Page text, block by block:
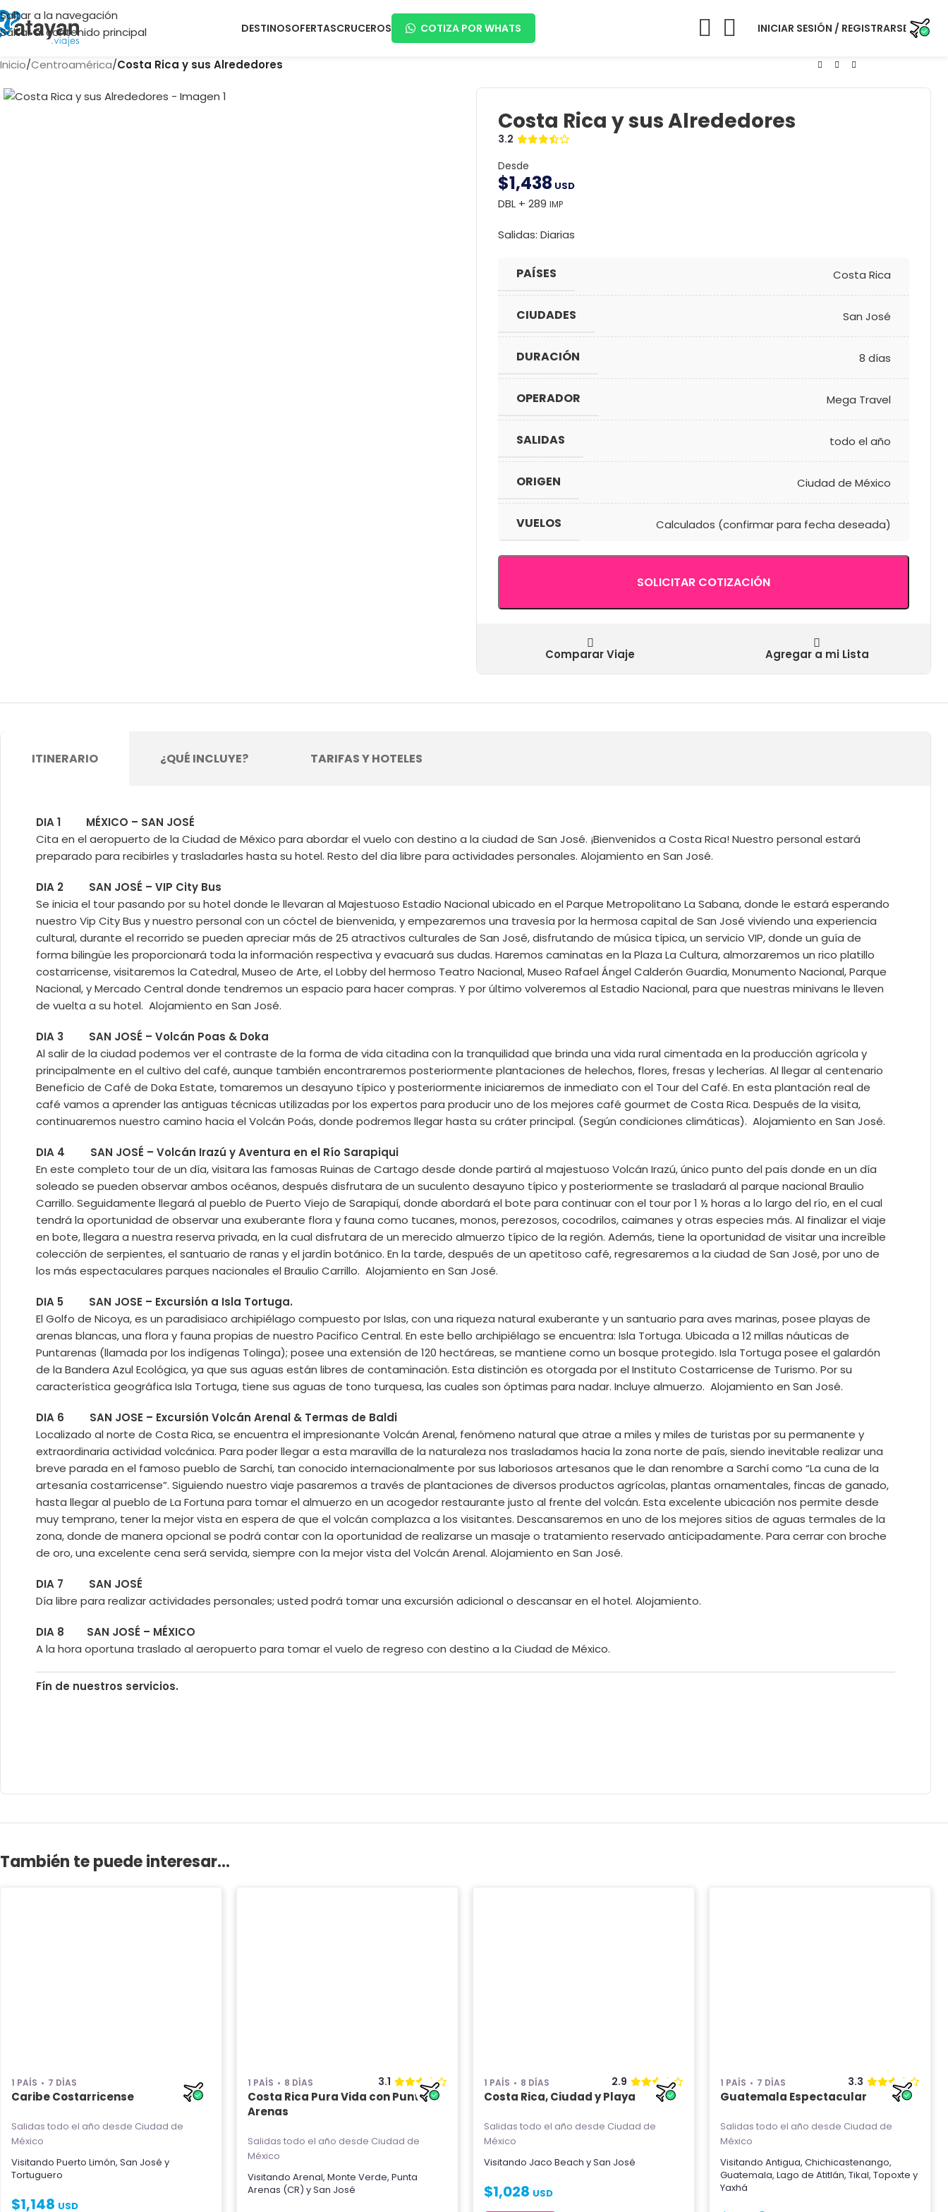
Saltar a la navegación
Saltar al contenido principal
DESTINOSOFERTASCRUCEROS COTIZA POR WHATS INICIAR SESIÓN / REGISTRARSE
Inicio/Centroamérica/Costa Rica y sus Alrededores
Costa Rica y sus Alrededores
3.2
Desde
$1,438 USD
DBL + 289 IMP
Salidas: Diarias
PAÍSES Costa Rica
CIUDADES San José
DURACIÓN 8 días
OPERADOR Mega Travel
SALIDAS todo el año
ORIGEN Ciudad de México
VUELOS Calculados (confirmar para fecha deseada)
SOLICITAR COTIZACIÓN
Comparar Viaje Agregar a mi Lista
ITINERARIO ¿QUÉ INCLUYE? TARIFAS Y HOTELES
DIA 1 MÉXICO – SAN JOSÉ
Cita en el aeropuerto de la Ciudad de México para abordar el vuelo con destino a la ciudad de San José. ¡Bienvenidos a Costa Rica! Nuestro personal estará
preparado para recibirles y trasladarles hasta su hotel. Resto del día libre para actividades personales. Alojamiento en San José.
DIA 2 SAN JOSÉ – VIP City Bus
Se inicia el tour pasando por su hotel donde le llevaran al Majestuoso Estadio Nacional ubicado en el Parque Metropolitano La Sabana, donde le estará esperando
nuestro Vip City Bus y nuestro personal con un cóctel de bienvenida, y empezaremos una travesía por la hermosa capital de San José viviendo una experiencia
cultural, durante el recorrido se pueden apreciar más de 25 atractivos culturales de San José, disfrutando de música típica, un servicio VIP, donde un guía de
forma bilingüe les proporcionará toda la información respectiva y evacuará sus dudas. Haremos caminatas en la Plaza La Cultura, almorzaremos un rico platillo
costarricense, visitaremos la Catedral, Museo de Arte, el Lobby del hermoso Teatro Nacional, Museo Rafael Ángel Calderón Guardia, Monumento Nacional, Parque
Nacional, y Mercado Central donde tendremos un espacio para hacer compras. Y por último volveremos al Estadio Nacional, para que nuestras minivans le lleven
de vuelta a su hotel. Alojamiento en San José.
DIA 3 SAN JOSÉ – Volcán Poas & Doka
Al salir de la ciudad podemos ver el contraste de la forma de vida citadina con la tranquilidad que brinda una vida rural cimentada en la producción agrícola y
principalmente en el cultivo del café, aunque también encontraremos posteriormente plantaciones de helechos, flores, fresas y lecherías. Al llegar al centenario
Beneficio de Café de Doka Estate, tomaremos un desayuno típico y posteriormente iniciaremos de inmediato con el Tour del Café. En esta plantación real de
café vamos a aprender las antiguas técnicas utilizadas por los expertos para producir uno de los mejores café gourmet de Costa Rica. Después de la visita,
continuaremos nuestro camino hacia el Volcán Poás, donde podremos llegar hasta su cráter principal. (Según condiciones climáticas). Alojamiento en San José.
DIA 4 SAN JOSÉ – Volcán Irazú y Aventura en el Río Sarapiqui
En este completo tour de un día, visitara las famosas Ruinas de Cartago desde donde partirá al majestuoso Volcán Irazú, único punto del país donde en un día
soleado se pueden observar ambos océanos, después disfrutara de un suculento desayuno típico y posteriormente se trasladará al parque nacional Braulio
Carrillo. Seguidamente llegará al pueblo de Puerto Viejo de Sarapiquí, donde abordará el bote para continuar con el tour por 1 ½ horas a lo largo del río, en el cual
tendrá la oportunidad de observar una exuberante flora y fauna como tucanes, monos, perezosos, cocodrilos, caimanes y otras especies más. Al finalizar el viaje
en bote, llegara a nuestra reserva privada, en la cual disfrutara de un merecido almuerzo típico de la región. Además, tiene la oportunidad de visitar una increíble
colección de serpientes, el santuario de ranas y el jardín botánico. En la tarde, después de un apetitoso café, regresaremos a la ciudad de San José, por uno de
los más espectaculares parques nacionales el Braulio Carrillo. Alojamiento en San José.
DIA 5 SAN JOSE – Excursión a Isla Tortuga.
El Golfo de Nicoya, es un paradisiaco archipiélago compuesto por Islas, con una riqueza natural exuberante y un santuario para aves marinas, posee playas de
arenas blancas, una flora y fauna propias de nuestro Pacifico Central. En este bello archipiélago se encuentra: Isla Tortuga. Ubicada a 12 millas náuticas de
Puntarenas (llamada por los indígenas Tolinga); posee una extensión de 120 hectáreas, se mantiene como un bosque protegido. Isla Tortuga posee el galardón
de la Bandera Azul Ecológica, ya que sus aguas están libres de contaminación. Esta distinción es otorgada por el Instituto Costarricense de Turismo. Por su
característica geográfica Isla Tortuga, tiene sus aguas de tono turquesa, las cuales son óptimas para nadar. Incluye almuerzo. Alojamiento en San José.
DIA 6 SAN JOSE – Excursión Volcán Arenal & Termas de Baldi
Localizado al norte de Costa Rica, se encuentra el impresionante Volcán Arenal, fenómeno natural que atrae a miles y miles de turistas por su permanente y
extraordinaria actividad volcánica. Para poder llegar a esta maravilla de la naturaleza nos trasladamos hacia la zona norte de país, siendo inevitable realizar una
breve parada en el famoso pueblo de Sarchí, tan conocido internacionalmente por sus laboriosos artesanos que le dan renombre a Sarchí como “La cuna de la
artesanía costarricense”. Siguiendo nuestro viaje pasaremos a través de plantaciones de diversos productos agrícolas, plantas ornamentales, fincas de ganado,
hasta llegar al pueblo de La Fortuna para tomar el almuerzo en un acogedor restaurante justo al frente del volcán. Esta excelente ubicación nos permite desde
muy temprano, tener la mejor vista en espera de que el volcán complazca a los visitantes. Descansaremos en uno de los mejores sitios de aguas termales de la
zona, donde de manera opcional se podrá contar con la oportunidad de realizarse un masaje o tratamiento reservado anticipadamente. Para cerrar con broche
de oro, una excelente cena será servida, siempre con la mejor vista del Volcán Arenal. Alojamiento en San José.
DIA 7 SAN JOSÉ
Día libre para realizar actividades personales; usted podrá tomar una excursión adicional o descansar en el hotel. Alojamiento.
DIA 8 SAN JOSÉ – MÉXICO
A la hora oportuna traslado al aeropuerto para tomar el vuelo de regreso con destino a la Ciudad de México.
Fín de nuestros servicios.
También te puede interesar...
1 PAÍS 7 DÍAS
Caribe Costarricense
Salidas todo el año desde Ciudad de
México
Visitando Puerto Limón, San José y
Tortuguero
$1,148 USD
1 PAÍS 8 DÍAS 3.1
Costa Rica Pura Vida con Punta
Arenas
Salidas todo el año desde Ciudad de
México
Visitando Arenal, Monte Verde, Punta
Arenas (CR) ySan José
1 PAÍS 8 DÍAS 2.9
Costa Rica, Ciudad y Playa
Salidas todo el año desde Ciudad de
México
Visitando Jaco Beach ySan José
$1,028 USD
1 PAÍS 7 DÍAS 3.3
Guatemala Espectacular
Salidas todo el año desde Ciudad de
México
Visitando Antigua, Chichicastenango,
Guatemala, Lago de Atitlán, Tikal, Topoxte y
Yaxhá